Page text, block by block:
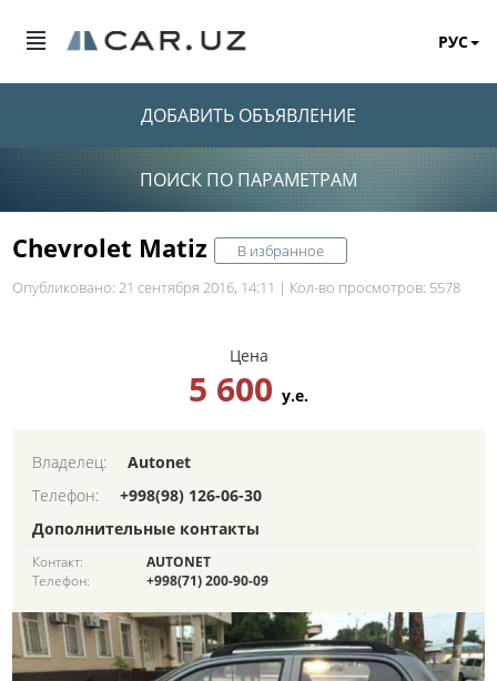
РУС
ДОБАВИТЬ ОБЪЯВЛЕНИЕ
ПОИСК ПО ПАРАМЕТРАМ
Chevrolet Matiz
В избранное
Опубликовано: 21 сентября 2016, 14:11 | Кол-во просмотров: 5578
Цена
5 600 у.е.
Владелец:
Autonet
Телефон:
+998(98) 126-06-30
Дополнительные контакты
Контакт:
AUTONET
Телефон:
+998(71) 200-90-09